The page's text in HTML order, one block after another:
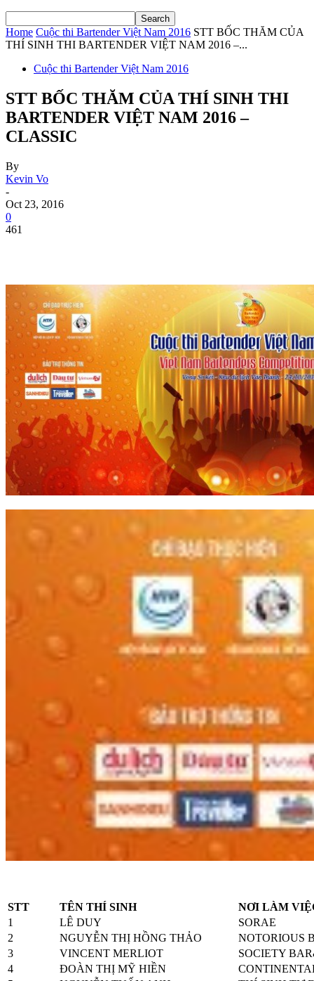
Home Cuộc thi Bartender Việt Nam 2016 STT BỐC THĂM CỦA
THÍ SINH THI BARTENDER VIỆT NAM 2016 –...
Cuộc thi Bartender Việt Nam 2016
STT BỐC THĂM CỦA THÍ SINH THI
BARTENDER VIỆT NAM 2016 –
CLASSIC
By
Kevin Vo
-
Oct 23, 2016
0
461
STT TÊN THÍ SINH
NƠI LÀM
1
LÊ DUY
SORAE
2
NGUYỄN THỊ HỒNG THẢO
NOTORIOUS
3
VINCENT MERLIOT
SOCIETY
4
ĐOÀN THỊ MỸ HIỀN